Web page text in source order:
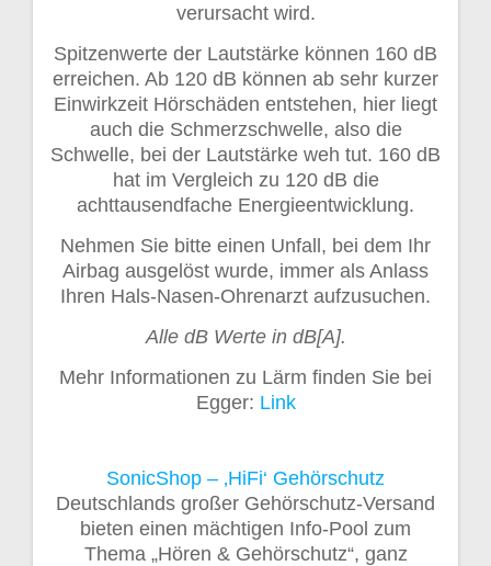
verursacht wird.
Spitzenwerte der Lautstärke können 160 dB
erreichen. Ab 120 dB können ab sehr kurzer
Einwirkzeit Hörschäden entstehen, hier liegt
auch die Schmerzschwelle, also die
Schwelle, bei der Lautstärke weh tut. 160 dB
hat im Vergleich zu 120 dB die
achttausendfache Energieentwicklung.
Nehmen Sie bitte einen Unfall, bei dem Ihr
Airbag ausgelöst wurde, immer als Anlass
Ihren Hals-Nasen-Ohrenarzt aufzusuchen.
Alle dB Werte in dB[A].
Mehr Informationen zu Lärm finden Sie bei
Egger: Link
SonicShop – ‚HiFi‘ Gehörschutz
Deutschlands großer Gehörschutz-Versand
bieten einen mächtigen Info-Pool zum
Thema „Hören & Gehörschutz“, ganz